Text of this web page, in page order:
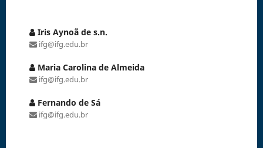
Iris Aynoã de s.n.
ifg@ifg.edu.br
Maria Carolina de Almeida
ifg@ifg.edu.br
Fernando de Sá
ifg@ifg.edu.br